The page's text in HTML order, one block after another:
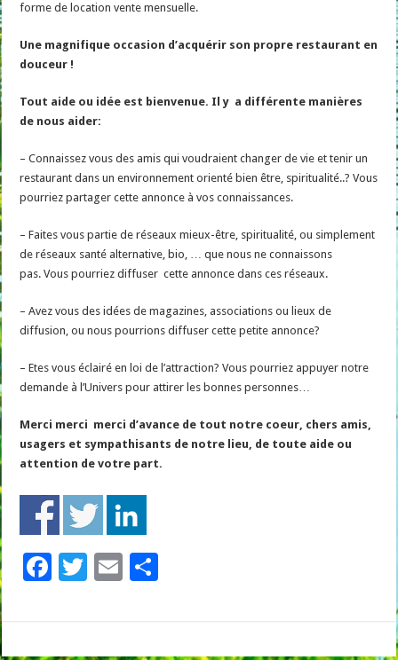
forme de location vente mensuelle.
Une magnifique occasion d’acquérir son propre restaurant en
douceur !
Tout aide ou idée est bienvenue. Il y a différente manières
de nous aider:
– Connaissez vous des amis qui voudraient changer de vie et tenir un
restaurant dans un environnement orienté bien être, spiritualité..? Vous
pourriez partager cette annonce à vos connaissances.
– Faites vous partie de réseaux mieux-être, spiritualité, ou simplement
de réseaux santé alternative, bio, … que nous ne connaissons
pas. Vous pourriez diffuser cette annonce dans ces réseaux.
– Avez vous des idées de magazines, associations ou lieux de
diffusion, ou nous pourrions diffuser cette petite annonce?
– Etes vous éclairé en loi de l’attraction? Vous pourriez appuyer notre
demande à l’Univers pour attirer les bonnes personnes…
Merci merci merci d’avance de tout notre coeur, chers amis,
usagers et sympathisants de notre lieu, de toute aide ou
attention de votre part.
F
b
T
er
E
l
g